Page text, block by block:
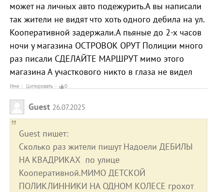
может на личных авто подежурить.А вы написали
так жители не видят что хоть одного дебила на ул.
Кооперативной задержали.А пьяные до 2-х часов
ночи у магазина ОСТРОВОК ОРУТ Полиции много
раз писали СДЕЛАЙТЕ МАРШРУТ мимо этого
магазина А участкового никто в глаза не видел
Имя Цитировать 0
Guest 26.07.2025
Guest пишет:
Сколько раз жители пишут Надоели ДЕБИЛЫ
НА КВАДРИКАХ по улице
Кооперативной.МИМО ДЕТСКОЙ
ПОЛИКЛИННИКИ НА ОДНОМ КОЛЕСЕ грохот